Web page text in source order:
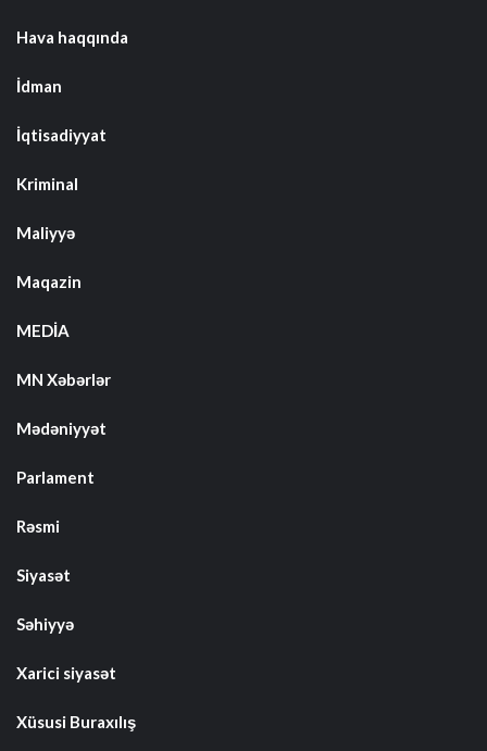
Hava haqqında
İdman
İqtisadiyyat
Kriminal
Maliyyə
Maqazin
MEDİA
MN Xəbərlər
Mədəniyyət
Parlament
Rəsmi
Siyasət
Səhiyyə
Xarici siyasət
Xüsusi Buraxılış